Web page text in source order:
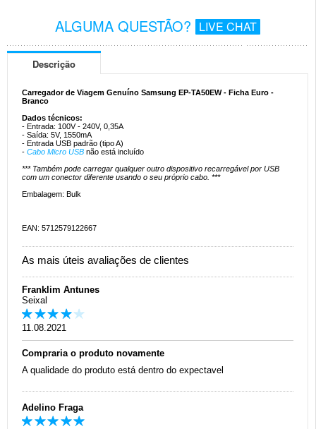
ALGUMA QUESTÃO? LIVE CHAT
Descrição
Carregador de Viagem Genuíno Samsung EP-TA50EW - Ficha Euro -
Branco
Dados técnicos:
- Entrada: 100V - 240V, 0,35A
- Saída: 5V, 1550mA
- Entrada USB padrão (tipo A)
- Cabo Micro USB não está incluído
*** Também pode carregar qualquer outro dispositivo recarregável por USB
com um conector diferente usando o seu próprio cabo. ***
Embalagem: Bulk
EAN: 5712579122667
As mais úteis avaliações de clientes
Franklim Antunes
Seixal
11.08.2021
Compraria o produto novamente
A qualidade do produto está dentro do expectavel
Adelino Fraga